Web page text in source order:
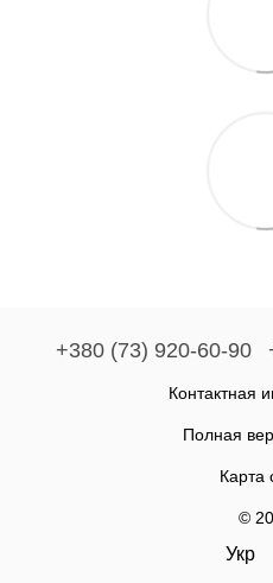
+380 (73) 920-60-90
Контактная
Полная
Карта
©
Укр